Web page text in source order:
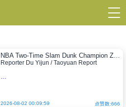
NBA Two-Time Slam Dunk Champion Zach LaVine Tries Calligraphy, Writes "Fly" Character, and
Reporter Du Yijun / Taoyuan Report
2026-08-02 00:09:59 点赞数:666